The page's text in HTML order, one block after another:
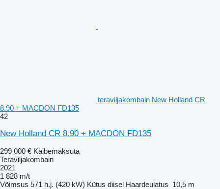
teraviljakombain New Holland CR
8.90 + MACDON FD135
42
New Holland CR 8.90 + MACDON FD135
299 000 € Käibemaksuta
Teraviljakombain
2021
1 828 m/t
Võimsus 571 h.j. (420 kW) Kütus diisel Haardeulatus 10,5 m